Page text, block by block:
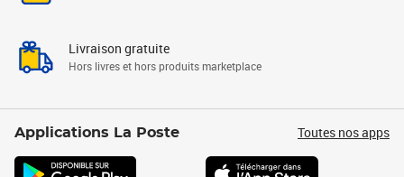
Livraison gratuite
Hors livres et hors produits marketplace
Applications La Poste Toutes nos apps